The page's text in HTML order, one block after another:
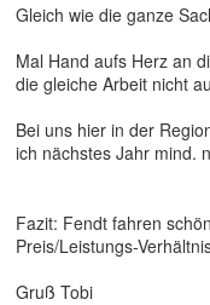
Gleich wie die ganze
Mal Hand aufs Herz an
die gleiche Arbeit nicht
Bei uns hier in der
ich nächstes Jahr mind.
Fazit: Fendt fahren
Preis/Leistungs-
Gruß Tobi